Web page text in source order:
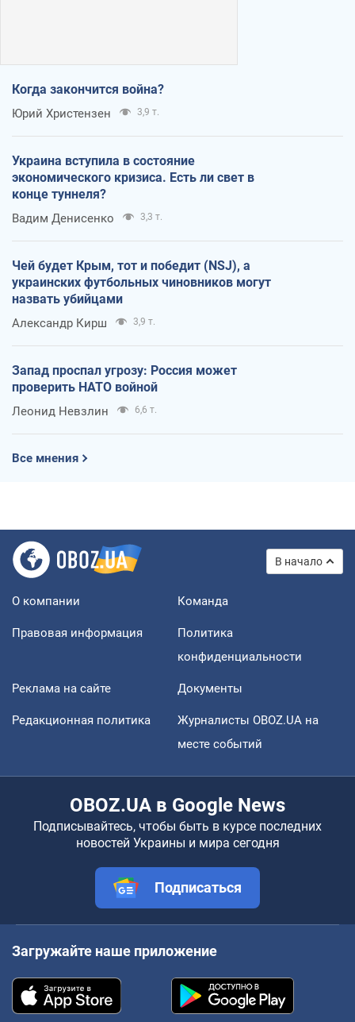
Когда закончится война?
Юрий Христензен 3,9 т.
Украина вступила в состояние
экономического кризиса. Есть ли свет в
конце туннеля?
Вадим Денисенко 3,3 т.
Чей будет Крым, тот и победит (NSJ), а
украинских футбольных чиновников могут
назвать убийцами
Александр Кирш 3,9 т.
Запад проспал угрозу: Россия может
проверить НАТО войной
Леонид Невзлин 6,6 т.
Все мнения
В начало
О компании Команда
Правовая информация
Политика
конфиденциальности
Реклама на сайте Документы
Редакционная политика
Журналисты OBOZ.UA на
месте событий
OBOZ.UA в Google News
Подписывайтесь, чтобы быть в курсе последних
новостей Украины и мира сегодня
Подписаться
Загружайте наше приложение